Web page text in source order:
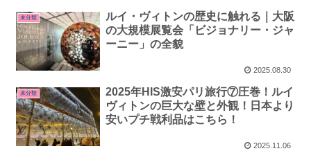
未分類
ルイ・ヴィトンの歴史に触れる｜大阪
の大規模展覧会「ビジョナリー・ジャ
ーニー」の全貌
2025.08.30
未分類
2025年HIS激安パリ旅行⑦圧巻！ルイ
ヴィトンの巨大な壁と外観！日本より
安いプチ戦利品はこちら！
2025.11.06